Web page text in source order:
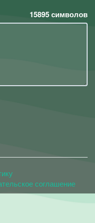
15895символов
соглашение